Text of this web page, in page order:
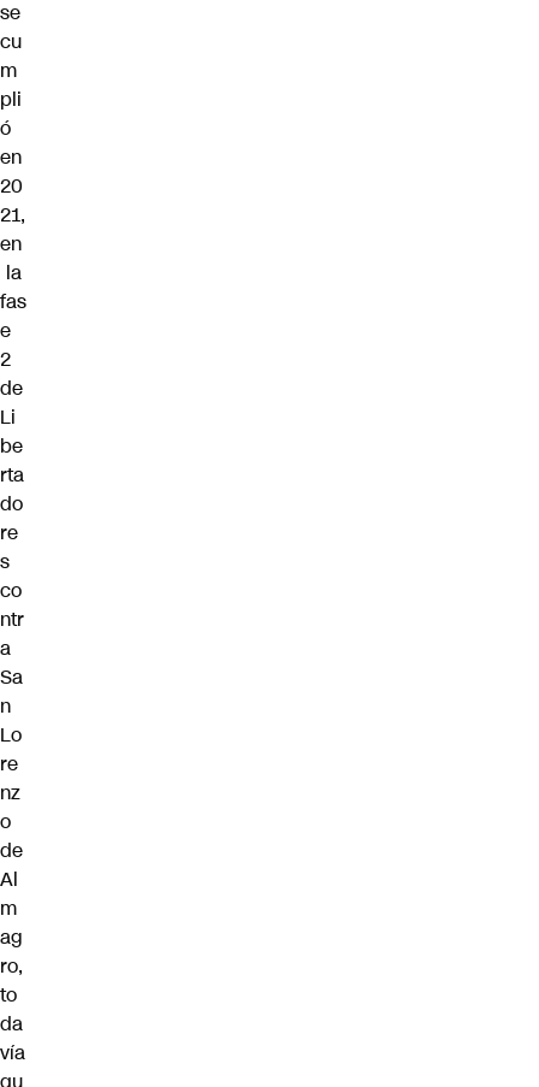
se
cu
m
pli
ó
en
20
21,
en
la
fas
e
2
de
Li
be
rta
do
re
s
co
ntr
a
Sa
n
Lo
re
nz
o
de
Al
m
ag
ro,
to
da
vía
qu